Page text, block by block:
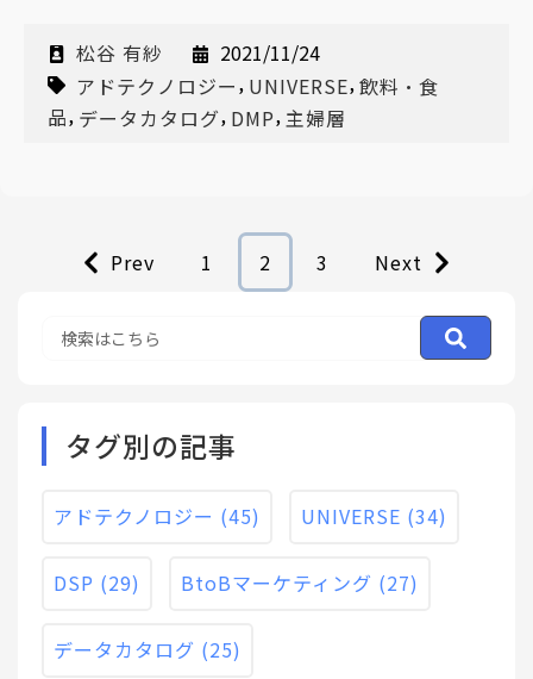
松谷 有紗
2021/11/24
アドテクノロジー, UNIVERSE,飲料・食
品, データカタログ, DMP, 主婦層
Prev 1 2 3 Next
タグ別の記事
アドテクノロジー (45) UNIVERSE (34)
DSP (29) BtoBマーケティング (27)
データカタログ (25)